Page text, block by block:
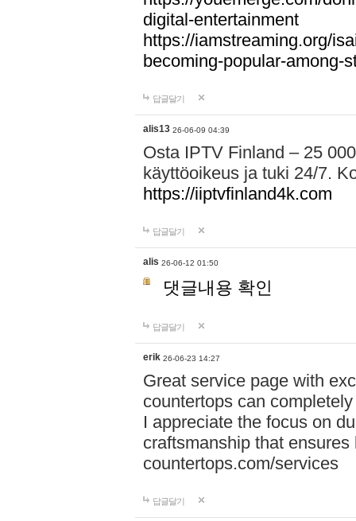
digital-entertainment
https://iamstreaming.org/
becoming-popular-among-
답글달기
alis13 26-06-09 04:39
Osta IPTV Finland – 25
käyttöoikeus ja tuki 24/7.
https://iiptvfinland4k.com
답글달기
alis 26-06-12 01:50
댓글내용 확인
답글달기
erik 26-06-23 14:27
Great service page with
countertops can
I appreciate the focus on
craftsmanship that
countertops.com/services
답글달기